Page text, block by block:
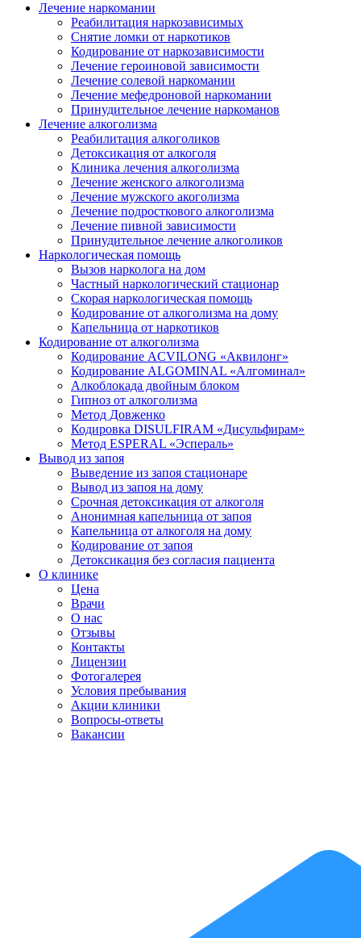
Лечение наркомании
Реабилитация наркозависимых
Снятие ломки от наркотиков
Кодирование от наркозависимости
Лечение героиновой зависимости
Лечение солевой наркомании
Лечение мефедроновой наркомании
Принудительное лечение наркоманов
Лечение алкоголизма
Реабилитация алкоголиков
Детоксикация от алкоголя
Клиника лечения алкоголизма
Лечение женского алкоголизма
Лечение мужского акоголизма
Лечение подросткового алкоголизма
Лечение пивной зависимости
Принудительное лечение алкоголиков
Наркологическая помощь
Вызов нарколога на дом
Частный наркологический стационар
Скорая наркологическая помощь
Кодирование от алкоголизма на дому
Капельница от наркотиков
Кодирование от алкоголизма
Кодирование ACVILONG «Аквилонг»
Кодирование ALGOMINAL «Алгоминал»
Алкоблокада двойным блоком
Гипноз от алкоголизма
Метод Довженко
Кодировка DISULFIRAM «Дисульфирам»
Метод ESPERAL «Эспераль»
Вывод из запоя
Выведение из запоя стационаре
Вывод из запоя на дому
Срочная детоксикация от алкоголя
Анонимная капельница от запоя
Капельница от алкоголя на дому
Кодирование от запоя
Детоксикация без согласия пациента
О клинике
Цена
Врачи
О нас
Отзывы
Контакты
Лицензии
Фотогалерея
Условия пребывания
Акции клиники
Вопросы-ответы
Вакансии